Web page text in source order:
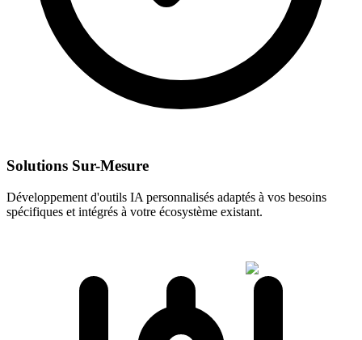
Solutions Sur-Mesure
Développement d'outils IA personnalisés adaptés à vos besoins
spécifiques et intégrés à votre écosystème existant.